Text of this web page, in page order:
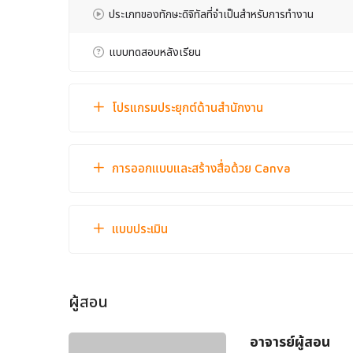
ประเภทของทักษะดิจิทัลที่จำเป็นสำหรับการทำงาน
แบบทดสอบหลังเรียน
โปรแกรมประยุกต์ด้านสำนักงาน
การออกแบบและสร้างสื่อด้วย Canva
แบบประเมิน
ผู้สอน
อาจารย์ผู้สอน